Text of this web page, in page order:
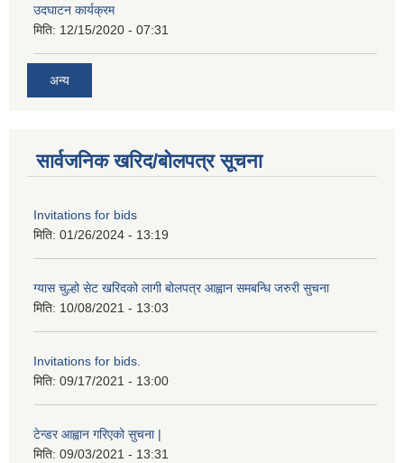
उदघाटन कार्यक्रम
मिति: 12/15/2020 - 07:31
अन्य
सार्वजनिक खरिद/बोलपत्र सूचना
Invitations for bids
मिति: 01/26/2024 - 13:19
ग्यास चुल्हो सेट खरिदको लागी बोलपत्र आह्वान समबन्धि जरुरी सुचना
मिति: 10/08/2021 - 13:03
Invitations for bids.
मिति: 09/17/2021 - 13:00
टेन्डर आह्वान गरिएको सुचना |
मिति: 09/03/2021 - 13:31